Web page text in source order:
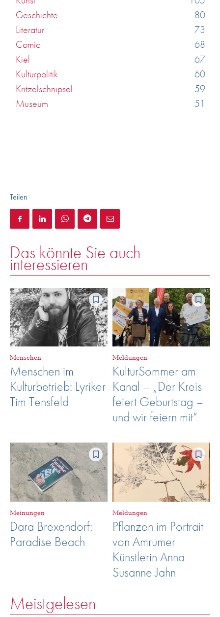
Geschichte
80
Literatur
73
Comic
68
Kiel
67
Kulturpolitik
60
Kritzelschnipsel
59
Museum
51
Teilen
Das könnte Sie auch
interessieren
Menschen
Menschen im
Kulturbetrieb: Lyriker
Tim Tensfeld
Meldungen
KulturSommer am
Kanal – „Der Kreis
feiert Geburtstag –
und wir feiern mit“
Meinungen
Dara Brexendorf:
Paradise Beach
Meldungen
Pflanzen im Portrait
von Amrumer
Künstlerin Anna
Susanne Jahn
Meistgelesen